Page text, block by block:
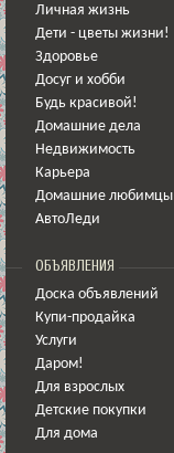
Личная жизнь
Дети - цветы жизни!
Здоровье
Досуг и хобби
Будь красивой!
Домашние дела
Недвижимость
Карьера
Домашние любимцы
АвтоЛеди
ОБЪЯВЛЕНИЯ
Доска объявлений
Купи-продайка
Услуги
Даром!
Для взрослых
Детские покупки
Для дома